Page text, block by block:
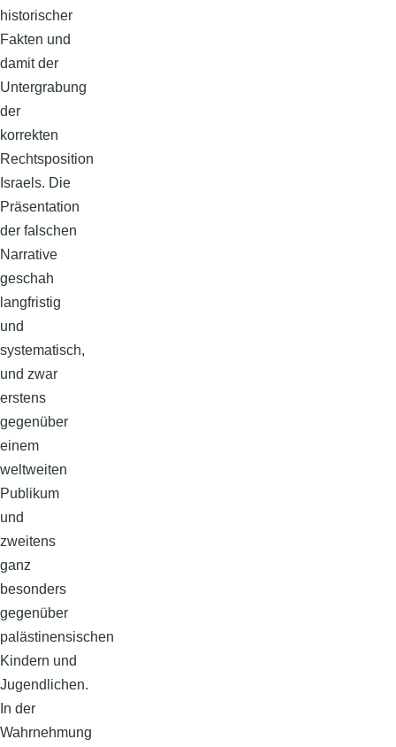
historischer
Fakten und
damit der
Untergrabung
der
korrekten
Rechtsposition
Israels. Die
Präsentation
der falschen
Narrative
geschah
langfristig
und
systematisch,
und zwar
erstens
gegenüber
einem
weltweiten
Publikum
und
zweitens
ganz
besonders
gegenüber
palästinensischen
Kindern und
Jugendlichen.
In der
Wahrnehmung